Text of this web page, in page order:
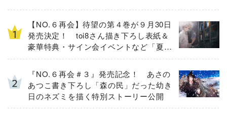
【NO.６再会】待望の第４巻が９月30日
発売決定！ toi8さん描き下ろし表紙＆
豪華特典・サイン会イベントなど「夏の
３大ニュース」を一挙解禁！
『NO.６再会＃３』発売記念！ あさの
あつこ書き下ろし「森の民」だった幼き
日のネズミを描く特別ストーリー公開